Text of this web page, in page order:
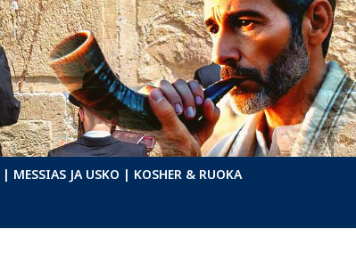
| MESSIAS JA USKO | KOSHER & RUOKA